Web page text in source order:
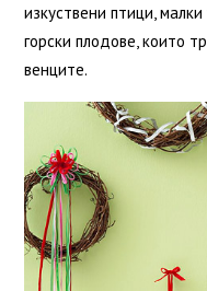
изкуствени птици,
горски плодове, които
венците.